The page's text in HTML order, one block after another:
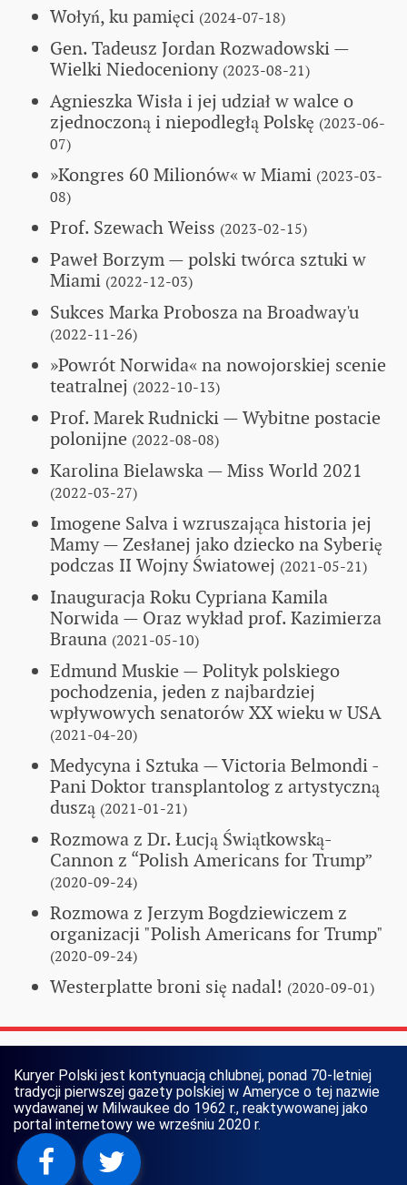
Wołyń, ku pamięci (2024-07-18)
Gen. Tadeusz Jordan Rozwadowski—
Wielki Niedoceniony (2023-08-21)
Agnieszka Wisła i jej udział w walce o
zjednoczoną i niepodległą Polskę (2023-06-
07)
»Kongres 60 Milionów« w Miami (2023-03-
08)
Prof. Szewach Weiss (2023-02-15)
Paweł Borzym — polski twórca sztuki w
Miami (2022-12-03)
Sukces Marka Probosza na Broadway'u
(2022-11-26)
»Powrót Norwida« na nowojorskiej scenie
teatralnej (2022-10-13)
Prof. Marek Rudnicki— Wybitne postacie
polonijne (2022-08-08)
Karolina Bielawska — Miss World 2021
(2022-03-27)
Imogene Salva i wzruszająca historia jej
Mamy— Zesłanej jako dziecko na Syberię
podczas II Wojny Światowej (2021-05-21)
Inauguracja Roku Cypriana Kamila
Norwida— Oraz wykład prof. Kazimierza
Brauna (2021-05-10)
Edmund Muskie — Polityk polskiego
pochodzenia, jeden z najbardziej
wpływowych senatorów XX wieku w USA
(2021-04-20)
Medycyna i Sztuka— Victoria Belmondi -
Pani Doktor transplantolog z artystyczną
duszą (2021-01-21)
Rozmowa z Dr. Łucją Świątkowską-
Cannon z “Polish Americans for Trump”
(2020-09-24)
Rozmowa z Jerzym Bogdziewiczem z
organizacji "Polish Americans for Trump"
(2020-09-24)
Westerplatte broni się nadal! (2020-09-01)
Kuryer Polski jest kontynuacją chlubnej, ponad 70-letniej
tradycji pierwszej gazety polskiej w Ameryce o tej nazwie
wydawanej w Milwaukee do 1962 r., reaktywowanej jako
portal internetowy we wrześniu 2020 r.